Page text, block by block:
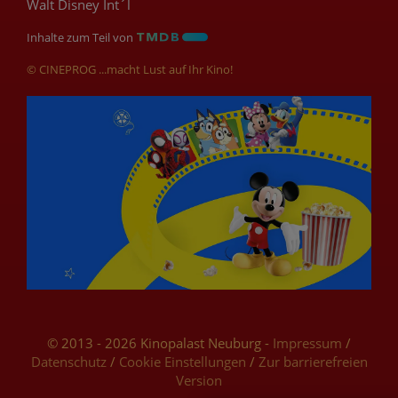
Walt Disney Int´l
Inhalte zum Teil von
© CINEPROG ...macht Lust auf Ihr Kino!
© 2013 - 2026 Kinopalast Neuburg - Impressum /
Datenschutz / Cookie Einstellungen / Zur barrierefreien
Version